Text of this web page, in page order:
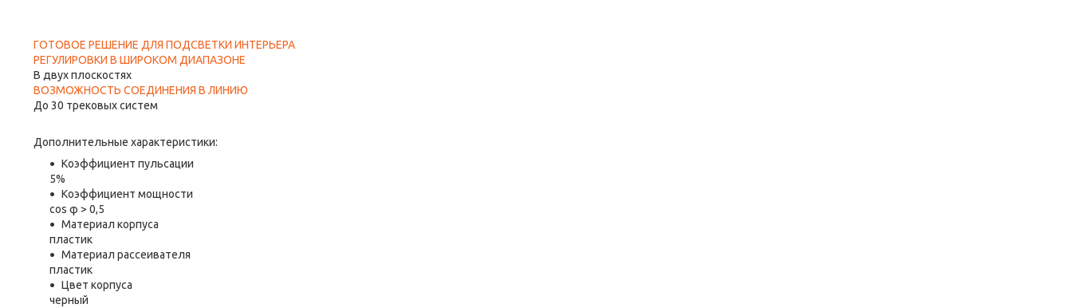
ГОТОВОЕ РЕШЕНИЕ ДЛЯ ПОДСВЕТКИ ИНТЕРЬЕРА
РЕГУЛИРОВКИ В ШИРОКОМ ДИАПАЗОНЕ
В двух плоскостях
ВОЗМОЖНОСТЬ СОЕДИНЕНИЯ В ЛИНИЮ
До 30 трековых систем
Дополнительные характеристики:
Коэффициент пульсации
5%
Коэффициент мощности
cos φ > 0,5
Материал корпуса
пластик
Материал рассеивателя
пластик
Цвет корпуса
черный